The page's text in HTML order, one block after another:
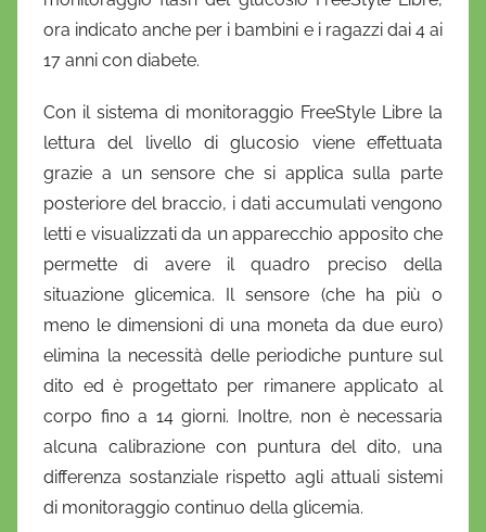
ora indicato anche per i bambini e i ragazzi dai 4 ai
17 anni con diabete.
Con il sistema di monitoraggio FreeStyle Libre la
lettura del livello di glucosio viene effettuata
grazie a un sensore che si applica sulla parte
posteriore del braccio, i dati accumulati vengono
letti e visualizzati da un apparecchio apposito che
permette di avere il quadro preciso della
situazione glicemica. Il sensore (che ha più o
meno le dimensioni di una moneta da due euro)
elimina la necessità delle periodiche punture sul
dito ed è progettato per rimanere applicato al
corpo fino a 14 giorni. Inoltre, non è necessaria
alcuna calibrazione con puntura del dito, una
differenza sostanziale rispetto agli attuali sistemi
di monitoraggio continuo della glicemia.